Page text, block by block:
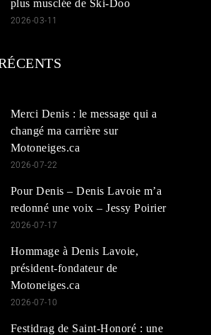
plus musclée de Ski-Doo
2026-03-11
Merci Denis : le message qui a
changé ma carrière sur
Motoneiges.ca
2026-07-22
Pour Denis – Denis Lavoie m’a
redonné une voix – Jessy Poirier
2026-07-17
Hommage à Denis Lavoie,
président-fondateur de
Motoneiges.ca
2026-07-10
Festidrag de Saint-Honoré : une